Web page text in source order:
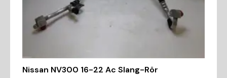
Nissan NV300 16-22 Ac Slang-Rör